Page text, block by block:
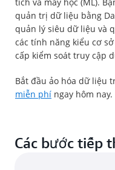
quản trị dữ liệu bằng
quản lý siêu dữ liệu và
các tính năng kiểu cơ
cấp kiểm soát truy cập
Bắt đầu ảo hóa dữ liệu
miễn phí ngay hôm nay.
Các bước tiếp